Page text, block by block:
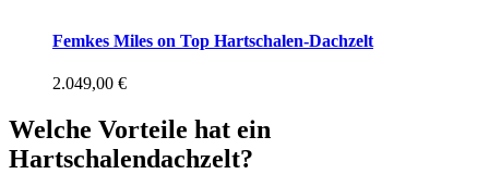
Femkes Miles on Top Hartschalen-Dachzelt
2.049,00 €
Welche Vorteile hat ein
Hartschalendachzelt?